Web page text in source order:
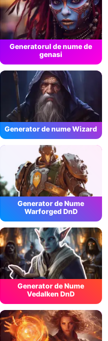
Generatorul de nume de
genasi
Generator de nume Wizard
Generator de Nume
Warforged DnD
Generator de Nume
Vedalken DnD